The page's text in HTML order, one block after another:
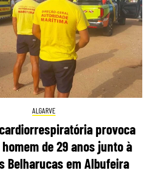
ALGARVE
provoca
de 29 anos junto à
Belharucas em Albufeira